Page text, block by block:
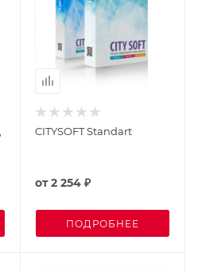
CITYSOFT Standart
от2 254 ₽
ПОДРОБНЕЕ